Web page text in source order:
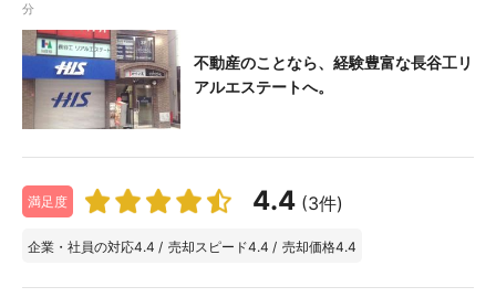
分
不動産のことなら、経験豊富な長谷工リ
アルエステートへ。
満足度 4.4 (3件)
企業・社員の対応4.4 / 売却スピード4.4 / 売却価格4.4